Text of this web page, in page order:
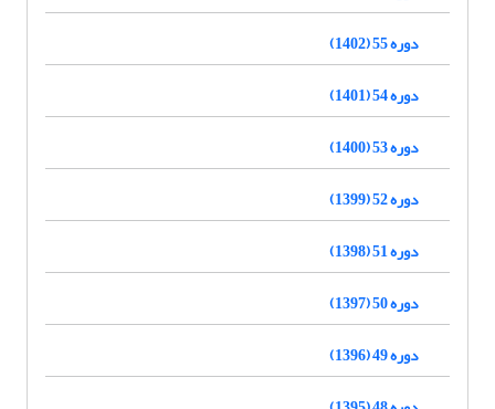
دوره 55 (1402)
دوره 54 (1401)
دوره 53 (1400)
دوره 52 (1399)
دوره 51 (1398)
دوره 50 (1397)
دوره 49 (1396)